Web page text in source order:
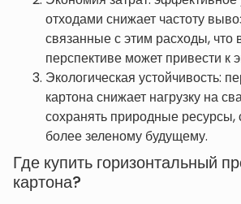
отходами снижает частоту
связанные с этим расходы, что
перспективе может привести к
Экологическая устойчивость:
картона снижает нагрузку на
сохранять природные ресурсы,
более зеленому будущему.
Где купить горизонтальный
картона?